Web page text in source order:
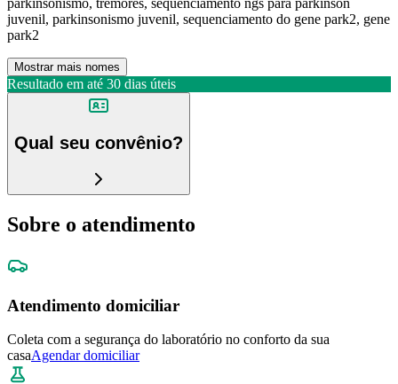
juvenil, parkinsonismo juvenil, sequenciamento do gene park2, gene
park2
Mostrar mais nomes
Resultado em até 30 dias úteis
Qual seu convênio?
Sobre o atendimento
Atendimento domiciliar
Coleta com a segurança do laboratório no conforto da sua
casaAgendar domiciliar